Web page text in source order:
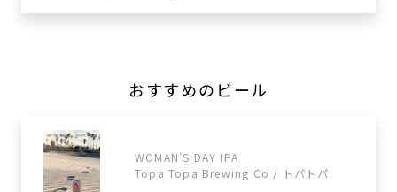
おすすめのビール
WOMAN’S DAY IPA
Topa Topa Brewing Co / トパトパ